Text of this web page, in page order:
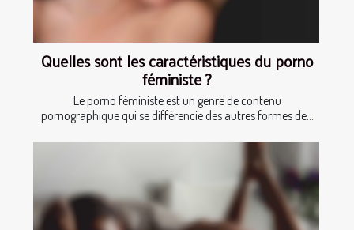
Quelles sont les caractéristiques du porno
féministe ?
Le porno féministe est un genre de contenu
pornographique qui se différencie des autres formes de...